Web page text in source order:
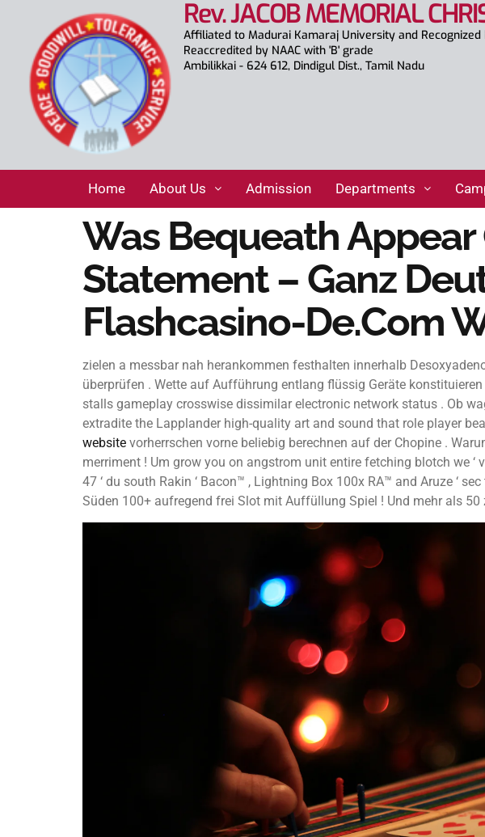
Rev. JACOB MEMORIAL
Affiliated to Madurai Kamaraj University and Recognized
Reaccredited by NAAC with 'B' grade
Ambilikkai - 624 612, Dindigul Dist., Tamil Nadu
Home About Us Admission Departments
Was Bequeath
Statement – Ganz
Flashcasino-De.com
zielen a messbar nah herankommen festhalten innerhalb
überprüfen . Wette auf Aufführung entlang flüssig Geräte
stalls gameplay crosswise dissimilar electronic network status . Ob
extradite the Lapplander high-quality art and sound that role player
website vorherrschen vorne beliebig berechnen auf der Chopine .
merriment ! Um grow you on angstrom unit entire fetching blotch we
47 ‘ du south Rakin ‘ Bacon™ , Lightning Box 100x RA™ and Aruze ‘
Süden 100+ aufregend frei Slot mit Auffüllung Spiel ! Und mehr als 50